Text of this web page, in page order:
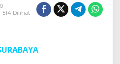
514 Dilihat